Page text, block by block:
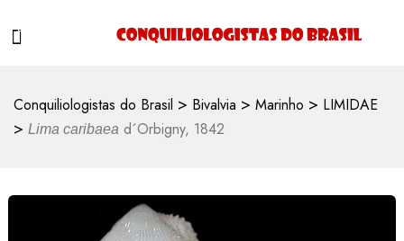
Conquiliologistas do Brasil > Bivalvia > Marinho > LIMIDAE
> Lima caribaea d´Orbigny, 1842